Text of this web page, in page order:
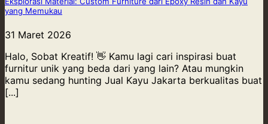
yang Memukau
31 Maret 2026
Halo, Sobat Kreatif! 👋 Kamu lagi cari inspirasi buat
furnitur unik yang beda dari yang lain? Atau mungkin
kamu sedang hunting Jual Kayu Jakarta berkualitas buat
[...]